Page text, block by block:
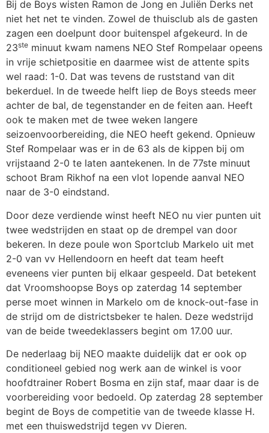
Bij de Boys wisten Ramon de Jong en Juliën Derks net
niet het net te vinden. Zowel de thuisclub als de gasten
zagen een doelpunt door buitenspel afgekeurd. In de
23ste minuut kwam namens NEO Stef Rompelaar opeens
in vrije schietpositie en daarmee wist de attente spits
wel raad: 1-0. Dat was tevens de ruststand van dit
bekerduel. In de tweede helft liep de Boys steeds meer
achter de bal, de tegenstander en de feiten aan. Heeft
ook te maken met de twee weken langere
seizoenvoorbereiding, die NEO heeft gekend. Opnieuw
Stef Rompelaar was er in de 63 als de kippen bij om
vrijstaand 2-0 te laten aantekenen. In de 77ste minuut
schoot Bram Rikhof na een vlot lopende aanval NEO
naar de 3-0 eindstand.
Door deze verdiende winst heeft NEO nu vier punten uit
twee wedstrijden en staat op de drempel van door
bekeren. In deze poule won Sportclub Markelo uit met
2-0 van vv Hellendoorn en heeft dat team heeft
eveneens vier punten bij elkaar gespeeld. Dat betekent
dat Vroomshoopse Boys op zaterdag 14 september
perse moet winnen in Markelo om de knock-out-fase in
de strijd om de districtsbeker te halen. Deze wedstrijd
van de beide tweedeklassers begint om 17.00 uur.
De nederlaag bij NEO maakte duidelijk dat er ook op
conditioneel gebied nog werk aan de winkel is voor
hoofdtrainer Robert Bosma en zijn staf, maar daar is de
voorbereiding voor bedoeld. Op zaterdag 28 september
begint de Boys de competitie van de tweede klasse H.
met een thuiswedstrijd tegen vv Dieren.